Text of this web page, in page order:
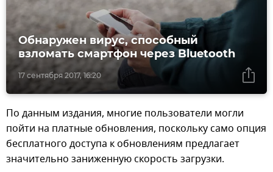
17 сентября 2017, 16:20
Обнаружен вирус, способный
взломать смартфон через Bluetooth
По данным издания, многие пользователи могли
пойти на платные обновления, поскольку само опция
бесплатного доступа к обновлениям предлагает
значительно заниженную скорость загрузки.